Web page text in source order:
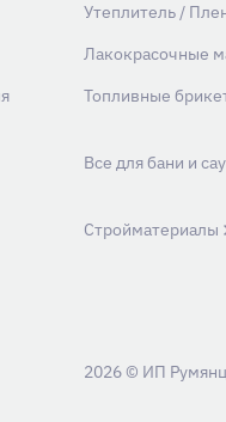
Утеплитель /
Лакокрасочные
Топливные
Все для бани и
Стройматериалы
2026 © ИП